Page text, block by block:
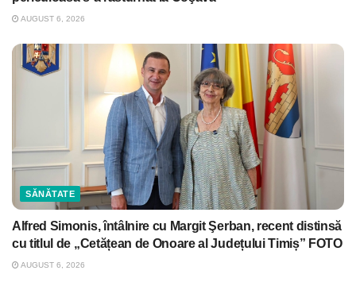
AUGUST 6, 2026
SĂNĂTATE
Alfred Simonis, întâlnire cu Margit Şerban, recent distinsă
cu titlul de „Cetățean de Onoare al Județului Timiș” FOTO
AUGUST 6, 2026